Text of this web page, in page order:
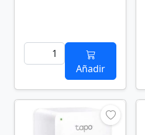
Añadir